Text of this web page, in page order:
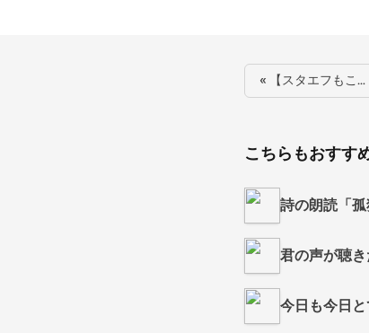
« 【スタエフもこ…
こちらもおすす
詩の朗読「孤
君の声が聴
今日も今日